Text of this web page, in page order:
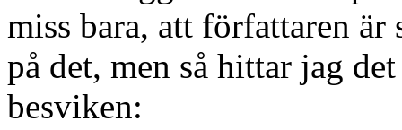
miss bara, att författaren
på det, men så hittar jag
besviken: